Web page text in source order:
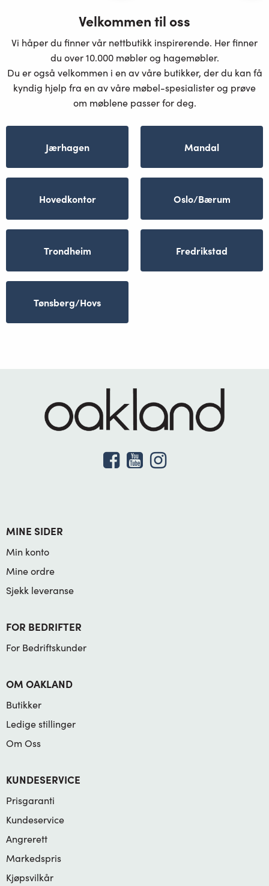
Velkommen til oss
Vi håper du finner vår nettbutikk inspirerende. Her finner
du over 10.000 møbler og hagemøbler.
Du er også velkommen i en av våre butikker, der du kan få
kyndig hjelp fra en av våre møbel-spesialister og prøve
om møblene passer for deg.
Jærhagen Mandal
Hovedkontor Oslo/Bærum
Trondheim Fredrikstad
Tønsberg/Hovs
MINE SIDER
Min konto
Mine ordre
Sjekk leveranse
FOR BEDRIFTER
For Bedriftskunder
OM OAKLAND
Butikker
Ledige stillinger
Om Oss
KUNDESERVICE
Prisgaranti
Kundeservice
Angrerett
Markedspris
Kjøpsvilkår